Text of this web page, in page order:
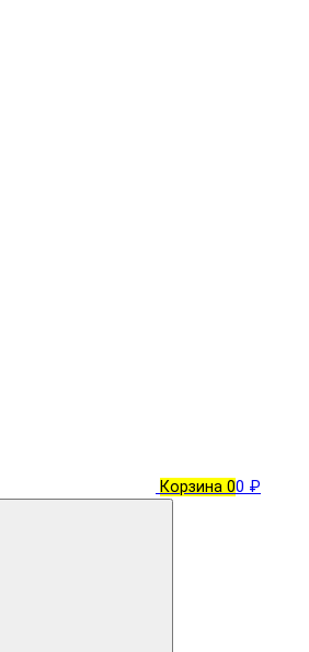
Корзина 00 ₽